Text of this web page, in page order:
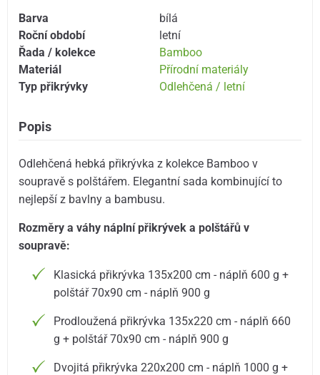
Barva
bílá
Roční období
letní
Řada / kolekce
Bamboo
Materiál
Přírodní materiály
Typ přikrývky
Odlehčená / letní
Popis
Odlehčená hebká přikrývka z kolekce Bamboo v
soupravě s polštářem. Elegantní sada kombinující to
nejlepší z bavlny a bambusu.
Rozměry a váhy náplní přikrývek a polštářů v
soupravě:
Klasická přikrývka 135x200 cm - náplň 600 g +
polštář 70x90 cm - náplň 900 g
Prodloužená přikrývka 135x220 cm - náplň 660
g + polštář 70x90 cm - náplň 900 g
Dvojitá přikrývka 220x200 cm - náplň 1000 g +